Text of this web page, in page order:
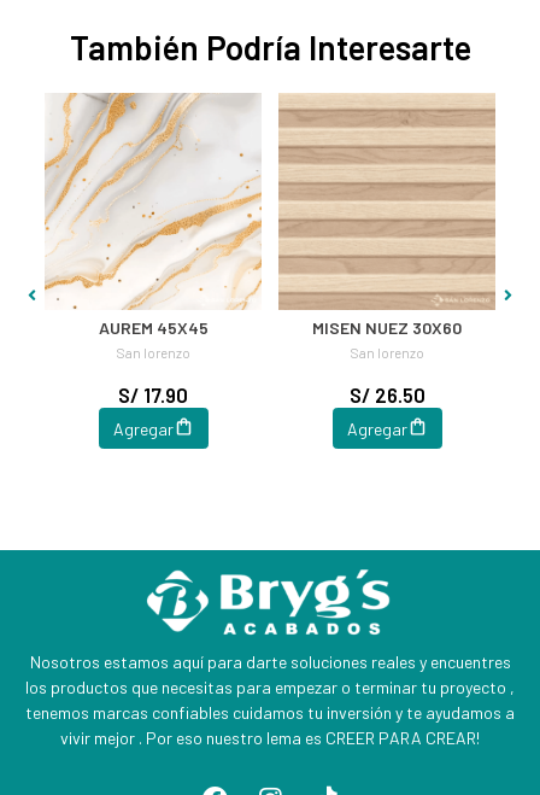
También Podría Interesarte
AUREM 45X45
San lorenzo
S/ 17.90
Agregar
MISEN NUEZ 30X60
San lorenzo
S/ 26.50
Agregar
Nosotros estamos aquí para darte soluciones reales y encuentres
los productos que necesitas para empezar o terminar tu proyecto ,
tenemos marcas confiables cuidamos tu inversión y te ayudamos a
vivir mejor . Por eso nuestro lema es CREER PARA CREAR!